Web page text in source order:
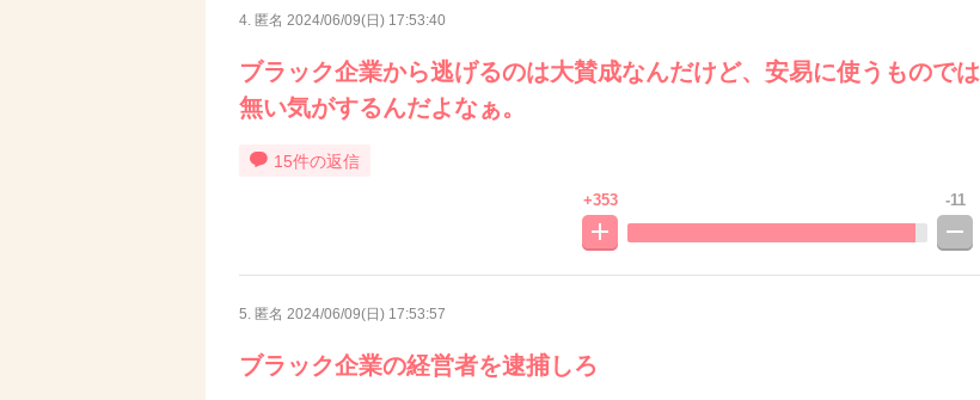
4. 匿名 2024/06/09(日) 17:53:40
ブラック企業から逃げるのは大賛成なんだけど、安易に使うものでは
無い気がするんだよなぁ。
15件の返信
+353 -11
5. 匿名 2024/06/09(日) 17:53:57
ブラック企業の経営者を逮捕しろ